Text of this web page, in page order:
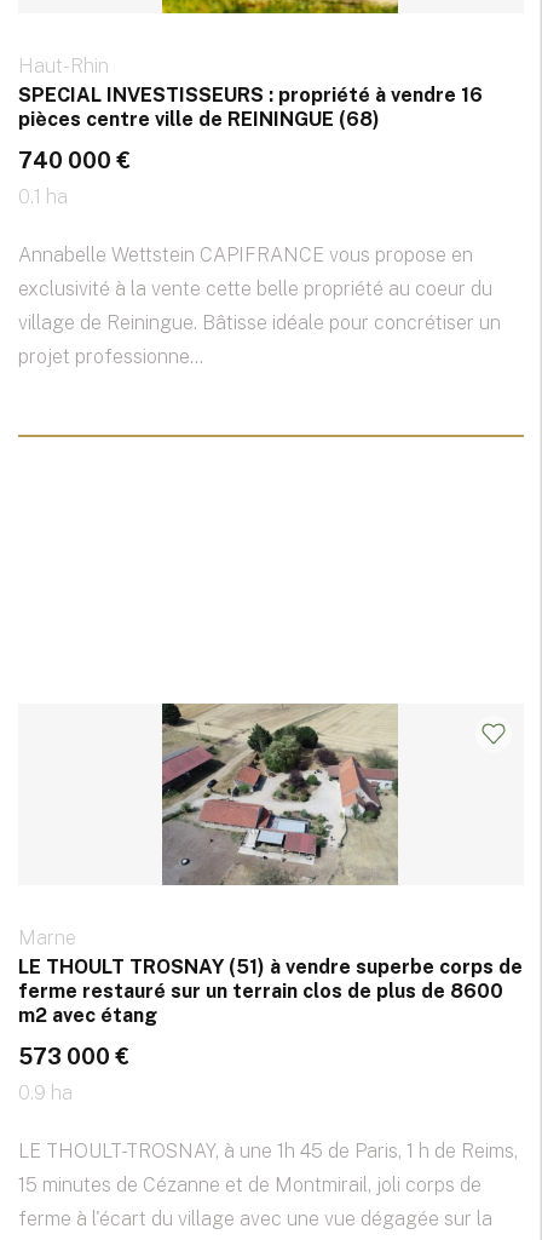
Haut-Rhin
SPECIAL INVESTISSEURS : propriété à vendre 16
pièces centre ville de REININGUE (68)
740 000 €
0.1 ha
Annabelle Wettstein CAPIFRANCE vous propose en
exclusivité à la vente cette belle propriété au coeur du
village de Reiningue. Bâtisse idéale pour concrétiser un
projet professionne...
Marne
LE THOULT TROSNAY (51) à vendre superbe corps de
ferme restauré sur un terrain clos de plus de 8600
m2 avec étang
573 000 €
0.9 ha
LE THOULT-TROSNAY, à une 1h 45 de Paris, 1 h de Reims,
15 minutes de Cézanne et de Montmirail, joli corps de
ferme à l'écart du village avec une vue dégagée sur la